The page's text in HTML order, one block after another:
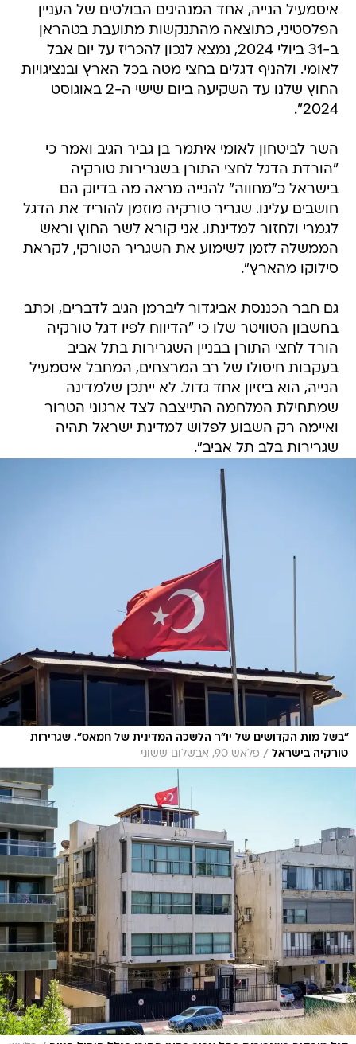
ב-31 ביולי 2024, נמצא לנכון להכריז על יום אבל
לאומי. ולהניף דגלים בחצי מטה בכל הארץ ובנציגויות
החוץ שלנו עד השקיעה ביום שישי ה-2 באוגוסט
2024".
השר לביטחון לאומי איתמר בן גביר הגיב ואמר כי
בישראל כ"מחווה" להנייה מראה מה בדיוק הם
חושבים עלינו. שגריר טורקיה מוזמן להוריד את הדגל
לגמרי ולחזור למדינתו. אני קורא לשר החוץ וראש
הממשלה לזמן לשימוע את השגריר הטורקי, לקראת
סילוקו מהארץ".
גם חבר הכננסת אביגדור ליברמן הגיב לדברים, וכתב
הורד לחצי התורן בבניין השגרירות בתל אביב
בעקבות חיסולו של רב המרצחים, המחבל איסמעיל
הנייה, הוא ביזיון אחד גדול. לא ייתכן שלמדינה
שמתחילת המלחמה התייצבה לצד ארגוני הטרור
ואיימה רק השבוע לפלוש למדינת ישראל תהיה
שגרירות בלב תל אביב".
"בשל מות הקדושים של יו"ר הלשכה המדינית של חמאס". שגרירות
טורקיה בישראל
פלאש 90, אבשלום ששוני
דגל טורקיה בשגרירות בתל אביב בחצי התורן בגלל חיסול הנייה / פלאש
90, אבשלום ששוני